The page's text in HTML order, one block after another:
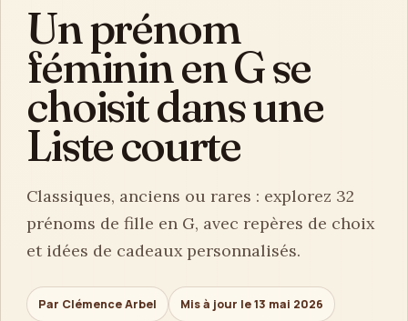
Un prénom
féminin en G se
choisit dans une
Liste courte
Classiques, anciens ou rares : explorez 32
prénoms de fille en G, avec repères de choix
et idées de cadeaux personnalisés.
Par Clémence Arbel Mis à jour le 13 mai 2026